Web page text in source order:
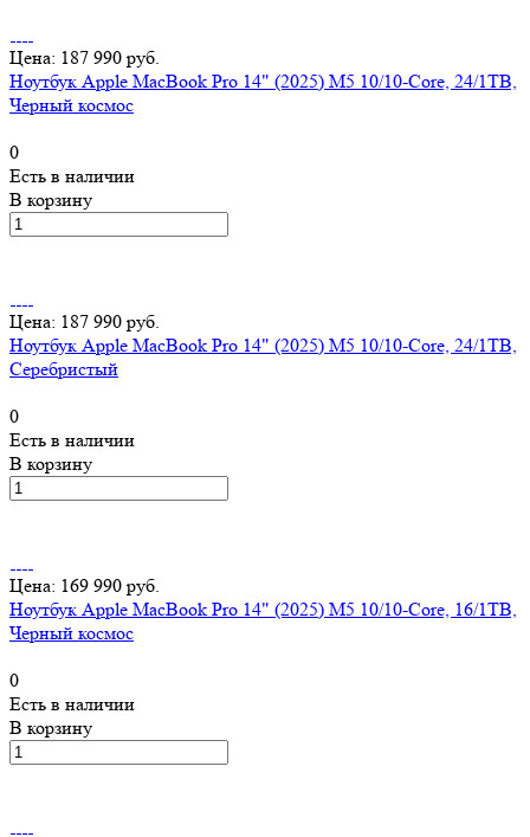
Цена: 187 990 руб.
Ноутбук Apple MacBook Pro 14" (2025) M5 10/10-Core, 24/1TB,
Черный космос
0
Есть в наличии
В корзину
Цена: 187 990 руб.
Ноутбук Apple MacBook Pro 14" (2025) M5 10/10-Core, 24/1TB,
Серебристый
0
Есть в наличии
В корзину
Цена: 169 990 руб.
Ноутбук Apple MacBook Pro 14" (2025) M5 10/10-Core, 16/1TB,
Черный космос
0
Есть в наличии
В корзину